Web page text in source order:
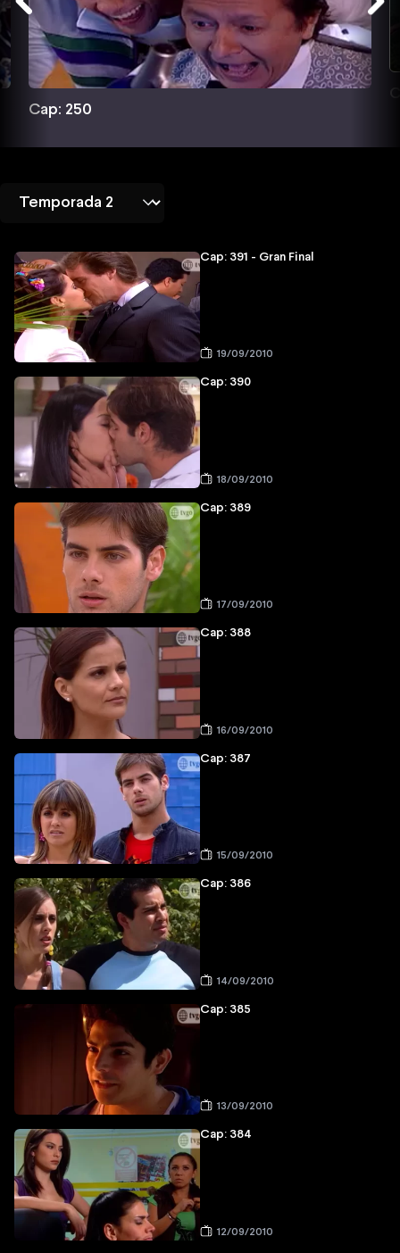
Cap: 250
Cap: 391 - Gran Final
19/09/2010
Cap: 390
18/09/2010
Cap: 389
17/09/2010
Cap: 388
16/09/2010
Cap: 387
15/09/2010
Cap: 386
14/09/2010
Cap: 385
13/09/2010
Cap: 384
12/09/2010